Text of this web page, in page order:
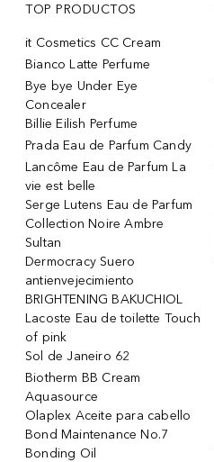
TOP PRODUCTOS
it Cosmetics CC Cream
Bianco Latte Perfume
Bye bye Under Eye
Concealer
Billie Eilish Perfume
Prada Eau de Parfum Candy
Lancôme Eau de Parfum La
vie est belle
Serge Lutens Eau de Parfum
Collection Noire Ambre
Sultan
Dermocracy Suero
antienvejecimiento
BRIGHTENING BAKUCHIOL
Lacoste Eau de toilette Touch
of pink
Sol de Janeiro 62
Biotherm BB Cream
Aquasource
Olaplex Aceite para cabello
Bond Maintenance No.7
Bonding Oil